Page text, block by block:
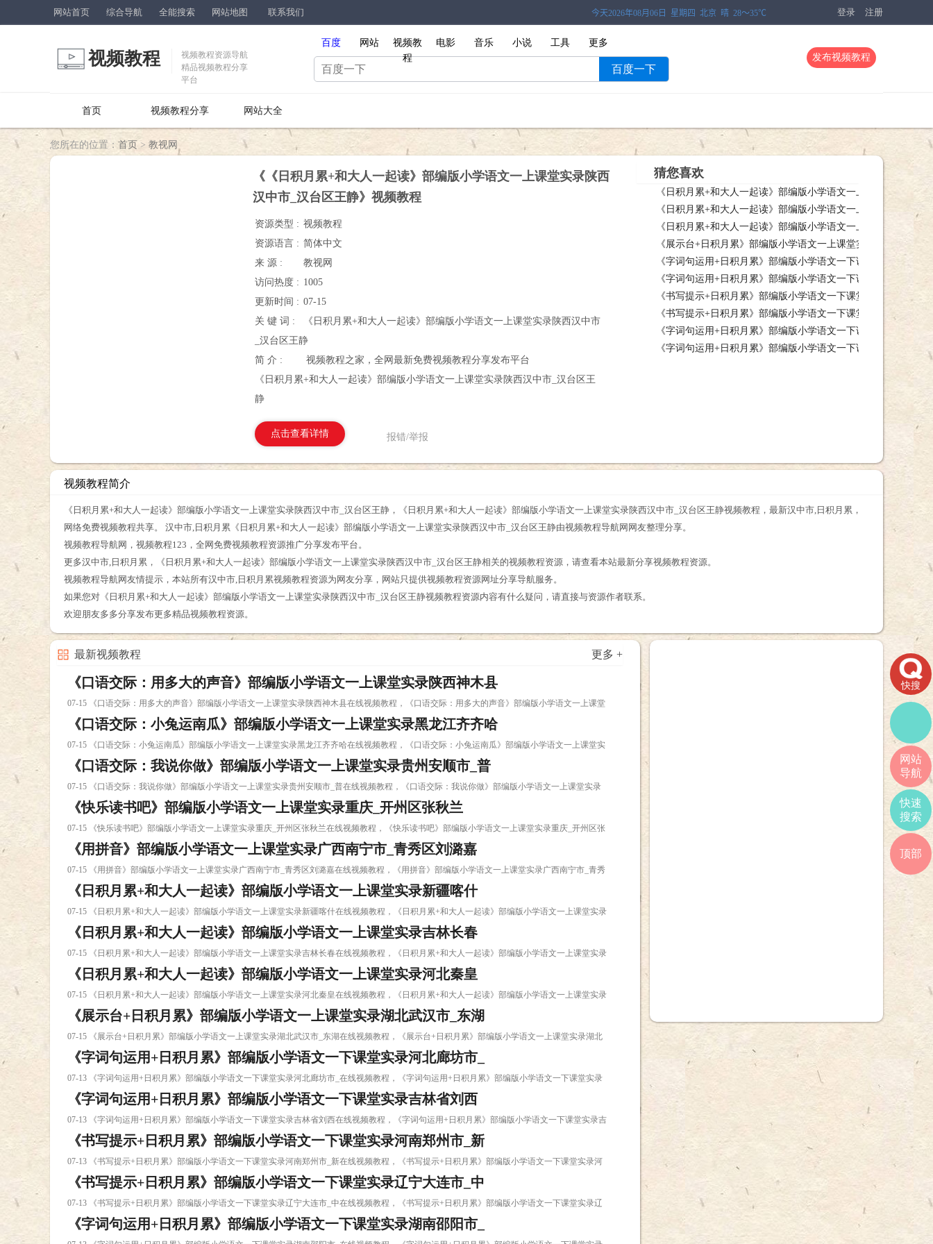
网站首页 综合导航 全能搜索 网站地图 联系我们 登录 注册
视频教程
视频教程资源导航
精品视频教程分享
平台
百度 网站
视频教
程
电影 音乐 小说 工具 更多
百度一下
发布视频教程
首页 视频教程分享 网站大全
您所在的位置： 首页 > 教视网
《《日积月累+和大人一起读》部编版小学语文一上课堂实录陕西
汉中市_汉台区王静》视频教程
资源类型 : 视频教程
资源语言 : 简体中文
来 源 :
教视网
访问热度 : 1005
更新时间 : 07-15
关 键 词 :
《日积月累+和大人一起读》部编版小学语文一上课堂实录陕西汉中市
_汉台区王静
简 介 :
视频教程之家，全网最新免费视频教程分享发布平台
《日积月累+和大人一起读》部编版小学语文一上课堂实录陕西汉中市_汉台区王
静
点击查看详情 报错/举报
猜您喜欢
《日积月累+和大人一起读》部编版小学语文一上课堂实录新疆
新疆喀什在线视频教程，《日积月累+和大人一起读》部编版小学语文一
《日积月累+和大人一起读》部编版小学语文一上课堂实录吉林
吉林长春在线视频教程，《日积月累+和大人一起读》部编版小学语文一
《日积月累+和大人一起读》部编版小学语文一上课堂实录河北
河北秦皇在线视频教程，《日积月累+和大人一起读》部编版小学语文一
《展示台+日积月累》部编版小学语文一上课堂实录湖北武汉市_
汉市_东湖在线视频教程，《展示台+日积月累》部编版小学语文一上课堂
《字词句运用+日积月累》部编版小学语文一下课堂实录河北廊
北廊坊市_在线视频教程，《字词句运用+日积月累》部编版小学语文一下
《字词句运用+日积月累》部编版小学语文一下课堂实录吉林省
林省刘西在线视频教程，《字词句运用+日积月累》部编版小学语文一下
《书写提示+日积月累》部编版小学语文一下课堂实录河南郑州
郑州市_新在线视频教程，《书写提示+日积月累》部编版小学语文一下课
《书写提示+日积月累》部编版小学语文一下课堂实录辽宁大连
大连市_中在线视频教程，《书写提示+日积月累》部编版小学语文一下课
《字词句运用+日积月累》部编版小学语文一下课堂实录湖南邵
南邵阳市_在线视频教程，《字词句运用+日积月累》部编版小学语文一下
《字词句运用+日积月累》部编版小学语文一下课堂实录江苏宿
视频教程简介
《日积月累+和大人一起读》部编版小学语文一上课堂实录陕西汉中市_汉台区王静，《日积月累+和大人一起读》部编版小学语文一上课堂实录陕西汉中市_汉台区王静视频教程，最新汉中市,日积月累，
网络免费视频教程共享。 汉中市,日积月累《日积月累+和大人一起读》部编版小学语文一上课堂实录陕西汉中市_汉台区王静由视频教程导航网网友整理分享。
视频教程导航网，视频教程123，全网免费视频教程资源推广分享发布平台。
更多汉中市,日积月累，《日积月累+和大人一起读》部编版小学语文一上课堂实录陕西汉中市_汉台区王静相关的视频教程资源，请查看本站最新分享视频教程资源。
视频教程导航网友情提示，本站所有汉中市,日积月累视频教程资源为网友分享，网站只提供视频教程资源网址分享导航服务。
如果您对《日积月累+和大人一起读》部编版小学语文一上课堂实录陕西汉中市_汉台区王静视频教程资源内容有什么疑问，请直接与资源作者联系。
欢迎朋友多多分享发布更多精品视频教程资源。
最新视频教程 更多 +
《口语交际：用多大的声音》部编版小学语文一上课堂实录陕西神木县
07-15 《口语交际：用多大的声音》部编版小学语文一上课堂实录陕西神木县在线视频教程，《口语交际：用多大的声音》部编版小学语文一上课堂
实录陕西神木县视频教程下载
《口语交际：小兔运南瓜》部编版小学语文一上课堂实录黑龙江齐齐哈
07-15 《口语交际：小兔运南瓜》部编版小学语文一上课堂实录黑龙江齐齐哈在线视频教程，《口语交际：小兔运南瓜》部编版小学语文一上课堂实
录黑龙江齐齐哈视频教程下载
《口语交际：我说你做》部编版小学语文一上课堂实录贵州安顺市_普
07-15 《口语交际：我说你做》部编版小学语文一上课堂实录贵州安顺市_普在线视频教程，《口语交际：我说你做》部编版小学语文一上课堂实录
贵州安顺市_普视频教程下载
《快乐读书吧》部编版小学语文一上课堂实录重庆_开州区张秋兰
07-15 《快乐读书吧》部编版小学语文一上课堂实录重庆_开州区张秋兰在线视频教程，《快乐读书吧》部编版小学语文一上课堂实录重庆_开州区张
秋兰视频教程下载
《用拼音》部编版小学语文一上课堂实录广西南宁市_青秀区刘潞嘉
07-15 《用拼音》部编版小学语文一上课堂实录广西南宁市_青秀区刘潞嘉在线视频教程，《用拼音》部编版小学语文一上课堂实录广西南宁市_青秀
区刘潞嘉视频教程下载
《日积月累+和大人一起读》部编版小学语文一上课堂实录新疆喀什
07-15 《日积月累+和大人一起读》部编版小学语文一上课堂实录新疆喀什在线视频教程，《日积月累+和大人一起读》部编版小学语文一上课堂实录
新疆喀什视频教程下载
《日积月累+和大人一起读》部编版小学语文一上课堂实录吉林长春
07-15 《日积月累+和大人一起读》部编版小学语文一上课堂实录吉林长春在线视频教程，《日积月累+和大人一起读》部编版小学语文一上课堂实录
吉林长春视频教程下载
《日积月累+和大人一起读》部编版小学语文一上课堂实录河北秦皇
07-15 《日积月累+和大人一起读》部编版小学语文一上课堂实录河北秦皇在线视频教程，《日积月累+和大人一起读》部编版小学语文一上课堂实录
河北秦皇视频教程下载
《展示台+日积月累》部编版小学语文一上课堂实录湖北武汉市_东湖
07-15 《展示台+日积月累》部编版小学语文一上课堂实录湖北武汉市_东湖在线视频教程，《展示台+日积月累》部编版小学语文一上课堂实录湖北
武汉市_东湖视频教程下载
《字词句运用+日积月累》部编版小学语文一下课堂实录河北廊坊市_
07-13 《字词句运用+日积月累》部编版小学语文一下课堂实录河北廊坊市_在线视频教程，《字词句运用+日积月累》部编版小学语文一下课堂实录
河北廊坊市_视频教程下载
《字词句运用+日积月累》部编版小学语文一下课堂实录吉林省刘西
07-13 《字词句运用+日积月累》部编版小学语文一下课堂实录吉林省刘西在线视频教程，《字词句运用+日积月累》部编版小学语文一下课堂实录吉
林省刘西视频教程下载
《书写提示+日积月累》部编版小学语文一下课堂实录河南郑州市_新
07-13 《书写提示+日积月累》部编版小学语文一下课堂实录河南郑州市_新在线视频教程，《书写提示+日积月累》部编版小学语文一下课堂实录河
南郑州市_新视频教程下载
《书写提示+日积月累》部编版小学语文一下课堂实录辽宁大连市_中
07-13 《书写提示+日积月累》部编版小学语文一下课堂实录辽宁大连市_中在线视频教程，《书写提示+日积月累》部编版小学语文一下课堂实录辽
宁大连市_中视频教程下载
《字词句运用+日积月累》部编版小学语文一下课堂实录湖南邵阳市_
快搜
网站
导航
快速
搜索
顶部